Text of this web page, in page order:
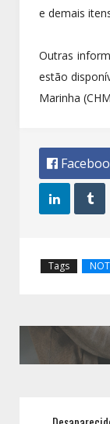
e demais
Outras
estão
Marinha

 
Tags